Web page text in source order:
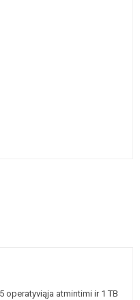
operatyviąja atmintimi ir 1 TB